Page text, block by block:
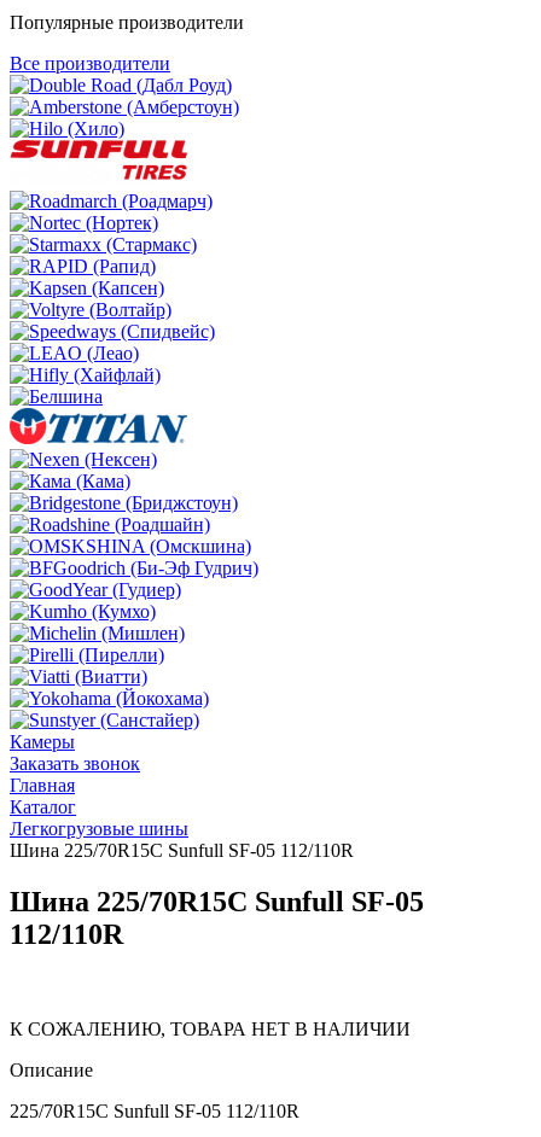
Популярные производители
Все производители
Камеры
Заказать звонок
Главная
Каталог
Легкогрузовые шины
Шина 225/70R15C Sunfull SF-05 112/110R
Шина 225/70R15C Sunfull SF-05
112/110R
К СОЖАЛЕНИЮ, ТОВАРА НЕТ В НАЛИЧИИ
Описание
225/70R15C Sunfull SF-05 112/110R